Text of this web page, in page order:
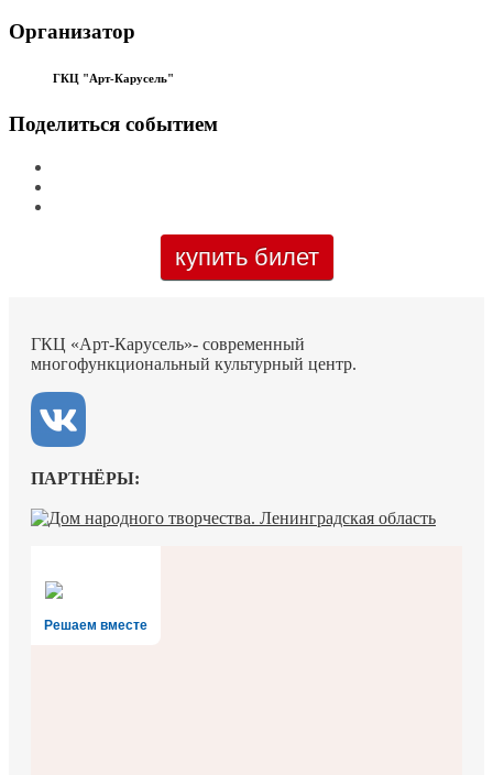
Организатор
ГКЦ "Арт-Карусель"
Поделиться событием
купить билет
ГКЦ «Арт-Карусель»- современный
многофункциональный культурный центр.
ПАРТНЁРЫ:
Решаем вместе